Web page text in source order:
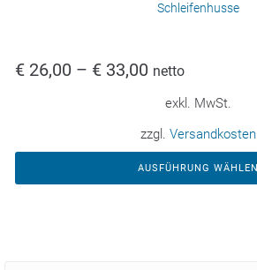
Schleifenhusse
€ 26,00 – € 33,00 netto
exkl. MwSt.
zzgl. Versandkosten
AUSFÜHRUNG WÄHLEN